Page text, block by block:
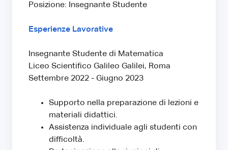
Posizione: Insegnante Studente
Esperienze Lavorative
Insegnante Studente di Matematica
Liceo Scientifico Galileo Galilei, Roma
Settembre 2022 - Giugno 2023
Supporto nella preparazione di lezioni e
materiali didattici.
Assistenza individuale agli studenti con
difficoltà.